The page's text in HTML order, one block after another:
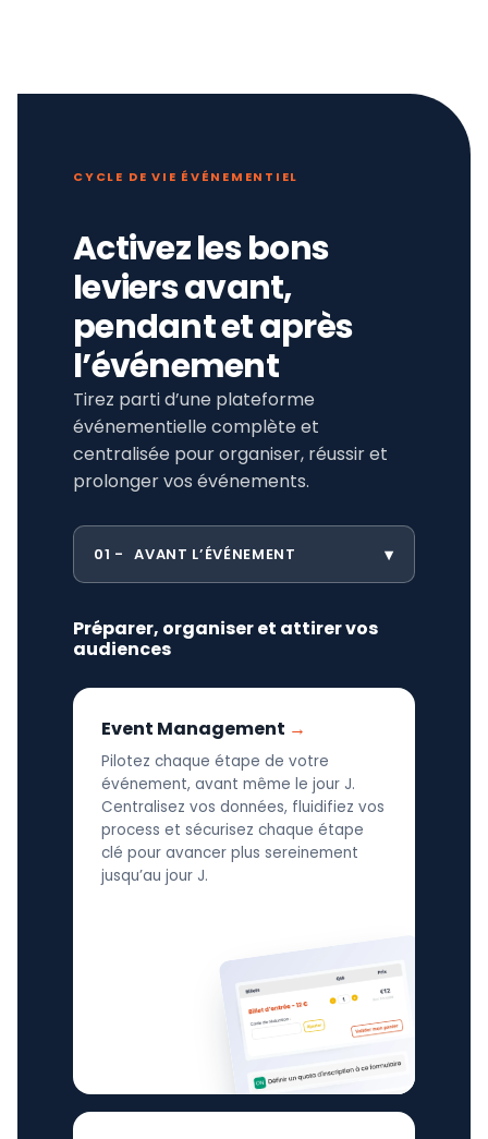
CYCLE DE VIE ÉVÉNEMENTIEL
Activez les bons
leviers avant,
pendant et après
l’événement
Tirez parti d’une plateforme
événementielle complète et
centralisée pour organiser, réussir et
prolonger vos événements.
01 AVANT L’ÉVÉNEMENT
Préparer, organiser et attirer vos
audiences
Event Management
Pilotez chaque étape de votre
événement, avant même le jour J.
Centralisez vos données, fluidifiez vos
process et sécurisez chaque étape
clé pour avancer plus sereinement
jusqu’au jour J.